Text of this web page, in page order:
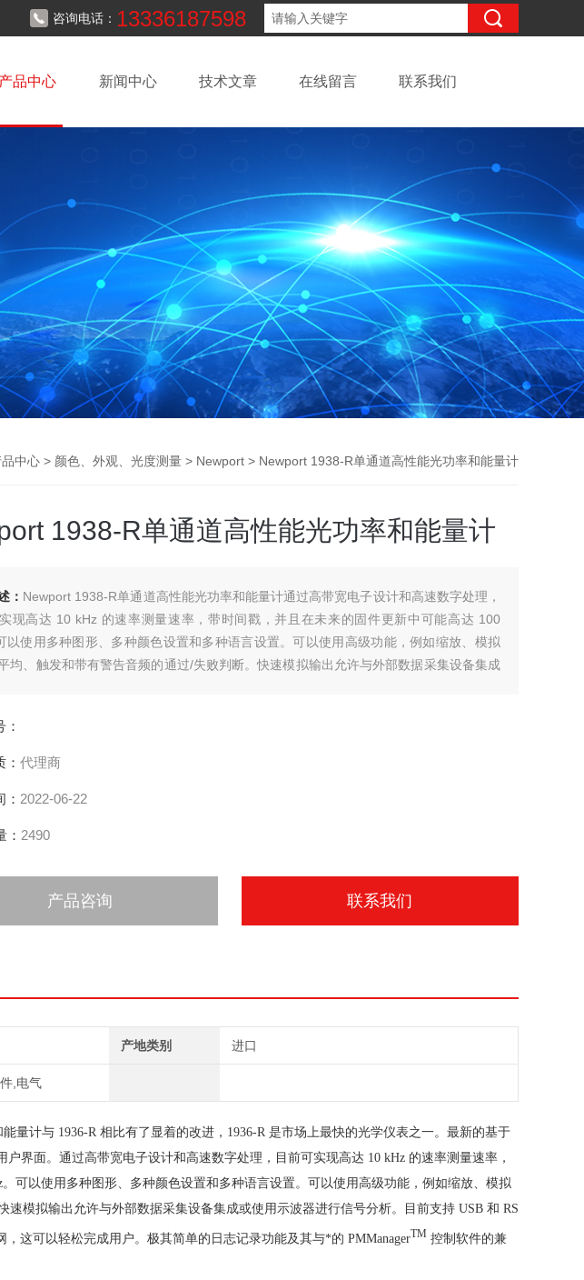
咨询电话： 13336187598
产品中心 新闻中心 技术文章 在线留言 联系我们
品中心 > 颜色、外观、光度测量 > Newport > Newport 1938-R单通道高性能光功率和能量计
1938-R单通道高性能光功率和能量计
： Newport 1938-R单通道高性能光功率和能量计通过高带宽电子设计和高速数字处理，
现高达 10 kHz 的速率测量速率，带时间戳，并且在未来的固件更新中可能高达 100
以使用多种图形、多种颜色设置和多种语言设置。可以使用高级功能，例如缩放、模拟
均、触发和带有警告音频的通过/失败判断。快速模拟输出允许与外部数据采集设备集成
代理商
2022-06-22
2490
产品咨询 联系我们
产地类别 进口
,电气
量计与 1936-R 相比有了显着的改进，1936-R 是市场上最快的光学仪表之一。最新的基于
界面。通过高带宽电子设计和高速数字处理，目前可实现高达 10 kHz 的速率测量速率，
可以使用多种图形、多种颜色设置和多种语言设置。可以使用高级功能，例如缩放、模拟
模拟输出允许与外部数据采集设备集成或使用示波器进行信号分析。目前支持 USB 和 RS
这可以轻松完成用户。极其简单的日志记录功能及其与*的 PMManagerTM 控制软件的兼